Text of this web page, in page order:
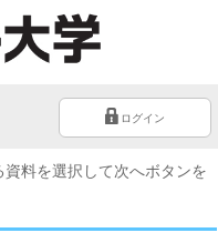
ログイン
料を選択して次へボタンを